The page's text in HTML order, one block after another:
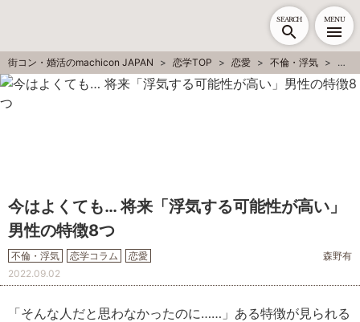
SEARCH MENU
街コン・婚活のmachicon JAPAN 恋学TOP 恋愛 不倫・浮気 今は
今はよくても… 将来「浮気する可能性が高い」
男性の特徴8つ
不倫・浮気 恋学コラム 恋愛
森野有
2022.09.02
「そんな人だと思わなかったのに……」ある特徴が見られる